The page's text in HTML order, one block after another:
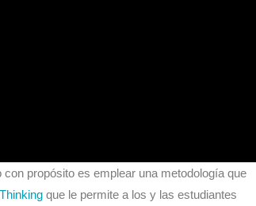
propósito es emplear una metodología que
que le permite a los y las estudiantes